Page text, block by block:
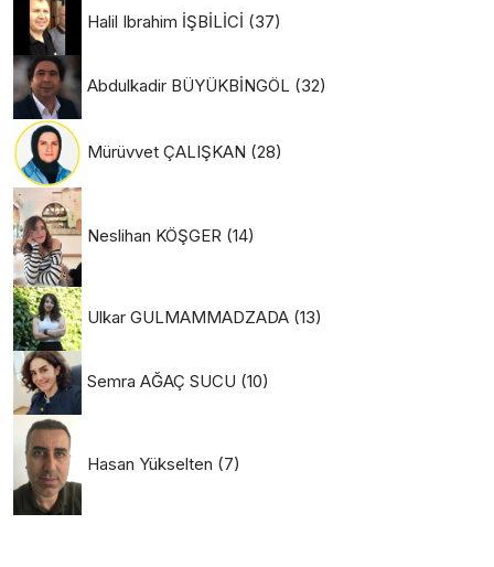
Halil Ibrahim İŞBİLİCİ (37)
Abdulkadir BÜYÜKBİNGÖL (32)
Mürüvvet ÇALIŞKAN (28)
Neslihan KÖŞGER (14)
Ulkar GULMAMMADZADA (13)
Semra AĞAÇ SUCU (10)
Hasan Yükselten (7)